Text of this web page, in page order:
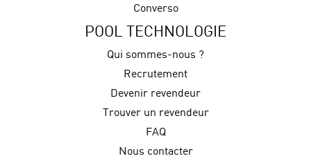
Converso
POOL TECHNOLOGIE
Qui sommes-nous ?
Recrutement
Devenir revendeur
Trouver un revendeur
FAQ
Nous contacter